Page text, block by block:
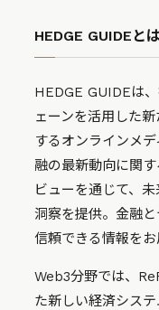
HEDGE GUIDEとは
HEDGE GUIDEは
ェーンを活用した
するオンラインメ
融の最新動向に関
ビューを通じて、
洞察を提供。金融と
信頼できる情報をお
Web3分野では、
た新しい経済シス